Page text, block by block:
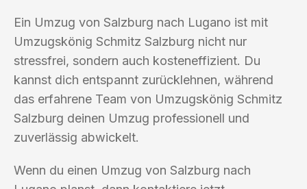
Ein Umzug von Salzburg nach Lugano ist mit
Umzugskönig Schmitz Salzburg nicht nur
stressfrei, sondern auch kosteneffizient. Du
kannst dich entspannt zurücklehnen, während
das erfahrene Team von Umzugskönig Schmitz
Salzburg deinen Umzug professionell und
zuverlässig abwickelt.
Wenn du einen Umzug von Salzburg nach